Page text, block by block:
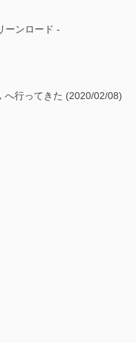
ーンロード -
へ行ってきた (2020/02/08)